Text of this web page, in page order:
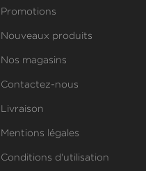
Promotions
Nouveaux produits
Nos magasins
Contactez-nous
Livraison
Mentions légales
Conditions d'utilisation